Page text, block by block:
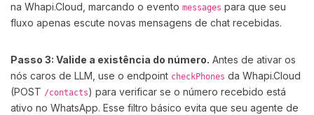
na Whapi.Cloud, marcando o evento messages para que seu
fluxo apenas escute novas mensagens de chat recebidas.
Passo 3: Valide a existência do número. Antes de ativar os
nós caros de LLM, use o endpoint checkPhones da Whapi.Cloud
(POST /contacts) para verificar se o número recebido está
ativo no WhatsApp. Esse filtro básico evita que seu agente de